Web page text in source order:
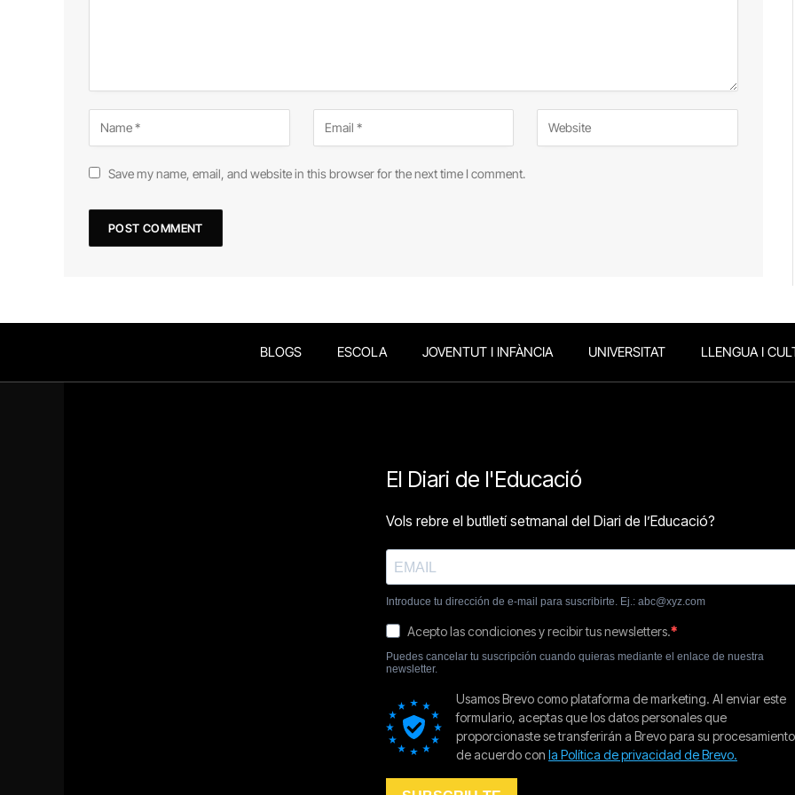
Save my name, email, and website in this browser for the next time I comment.
BLOGS ESCOLA JOVENTUT I INFÀNCIA UNIVERSITAT LLENGUA I